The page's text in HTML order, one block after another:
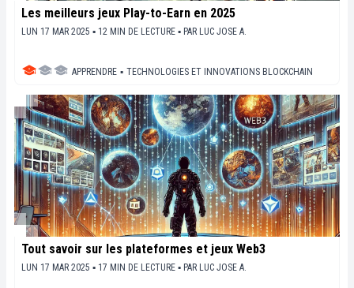
Les meilleurs jeux Play-to-Earn en 2025
LUN 17 MAR 2025 ▪ 12 MIN DE LECTURE ▪ PAR LUC JOSE A.
APPRENDRE ▪ TECHNOLOGIES ET INNOVATIONS BLOCKCHAIN
Tout savoir sur les plateformes et jeux Web3
LUN 17 MAR 2025 ▪ 17 MIN DE LECTURE ▪ PAR LUC JOSE A.